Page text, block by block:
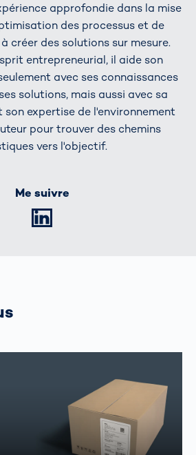
approfondie dans la mise
des processus et de
créer des solutions sur mesure.
entrepreneurial, il aide son
avec ses connaissances
solutions, mais aussi avec sa
son expertise de l'environnement
pour trouver des chemins
vers l'objectif.
Me suivre